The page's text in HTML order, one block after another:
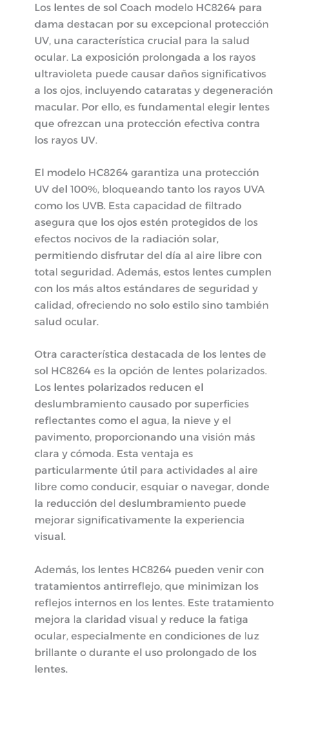
Los lentes de sol Coach modelo HC8264 para
dama destacan por su excepcional protección
UV, una característica crucial para la salud
ocular. La exposición prolongada a los rayos
ultravioleta puede causar daños significativos
a los ojos, incluyendo cataratas y degeneración
macular. Por ello, es fundamental elegir lentes
que ofrezcan una protección efectiva contra
los rayos UV.
El modelo HC8264 garantiza una protección
UV del 100%, bloqueando tanto los rayos UVA
como los UVB. Esta capacidad de filtrado
asegura que los ojos estén protegidos de los
efectos nocivos de la radiación solar,
permitiendo disfrutar del día al aire libre con
total seguridad. Además, estos lentes cumplen
con los más altos estándares de seguridad y
calidad, ofreciendo no solo estilo sino también
salud ocular.
Otra característica destacada de los lentes de
sol HC8264 es la opción de lentes polarizados.
Los lentes polarizados reducen el
deslumbramiento causado por superficies
reflectantes como el agua, la nieve y el
pavimento, proporcionando una visión más
clara y cómoda. Esta ventaja es
particularmente útil para actividades al aire
libre como conducir, esquiar o navegar, donde
la reducción del deslumbramiento puede
mejorar significativamente la experiencia
visual.
Además, los lentes HC8264 pueden venir con
tratamientos antirreflejo, que minimizan los
reflejos internos en los lentes. Este tratamiento
mejora la claridad visual y reduce la fatiga
ocular, especialmente en condiciones de luz
brillante o durante el uso prolongado de los
lentes.